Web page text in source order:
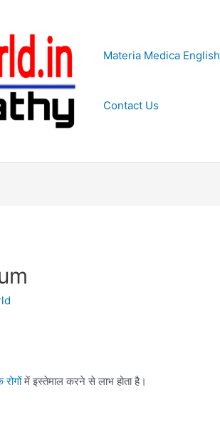
Materia Medica English
Contact Us
रोगोंमें इस्तेमाल करने से लाभ होता है।